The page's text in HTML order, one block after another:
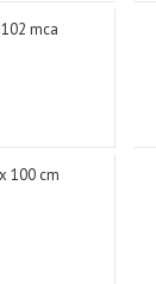
mca
100 cm